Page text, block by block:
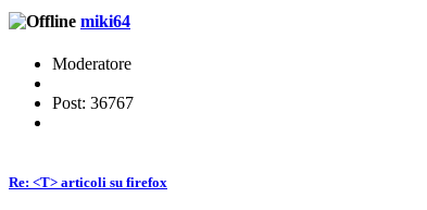
miki64
Moderatore
Post: 36767
Re: <T> articoli su firefox